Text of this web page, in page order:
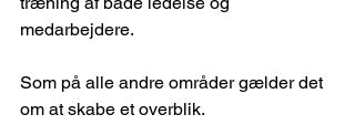
medarbejdere.
Som på alle andre områder gælder det
om at skabe et overblik.